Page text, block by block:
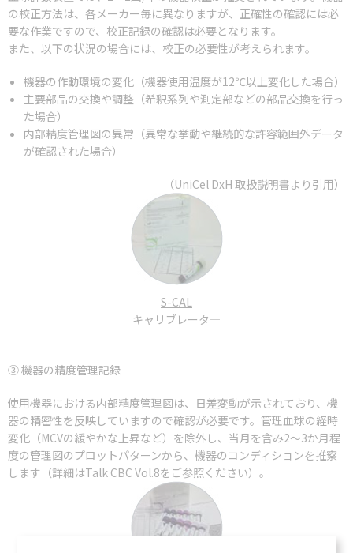
の校正方法は、各メーカー毎に異なりますが、正確性の確認には必
要な作業ですので、校正記録の確認は必要となります。
また、以下の状況の場合には、校正の必要性が考えられます。
機器の作動環境の変化（機器使用温度が12℃以上変化した場合）
主要部品の交換や調整（希釈系列や測定部などの部品交換を行っ
た場合）
内部精度管理図の異常（異常な挙動や継続的な許容範囲外データ
が確認された場合）
（UniCel DxH 取扱説明書より引用）
S-CAL
キャリブレータ―
③ 機器の精度管理記録
使用機器における内部精度管理図は、日差変動が示されており、機
器の精密性を反映していますので確認が必要です。管理血球の経時
変化（MCVの緩やかな上昇など）を除外し、当月を含み2～3か月程
度の管理図のプロットパターンから、機器のコンディションを推察
します（詳細はTalk CBC Vol.8をご参照ください）。